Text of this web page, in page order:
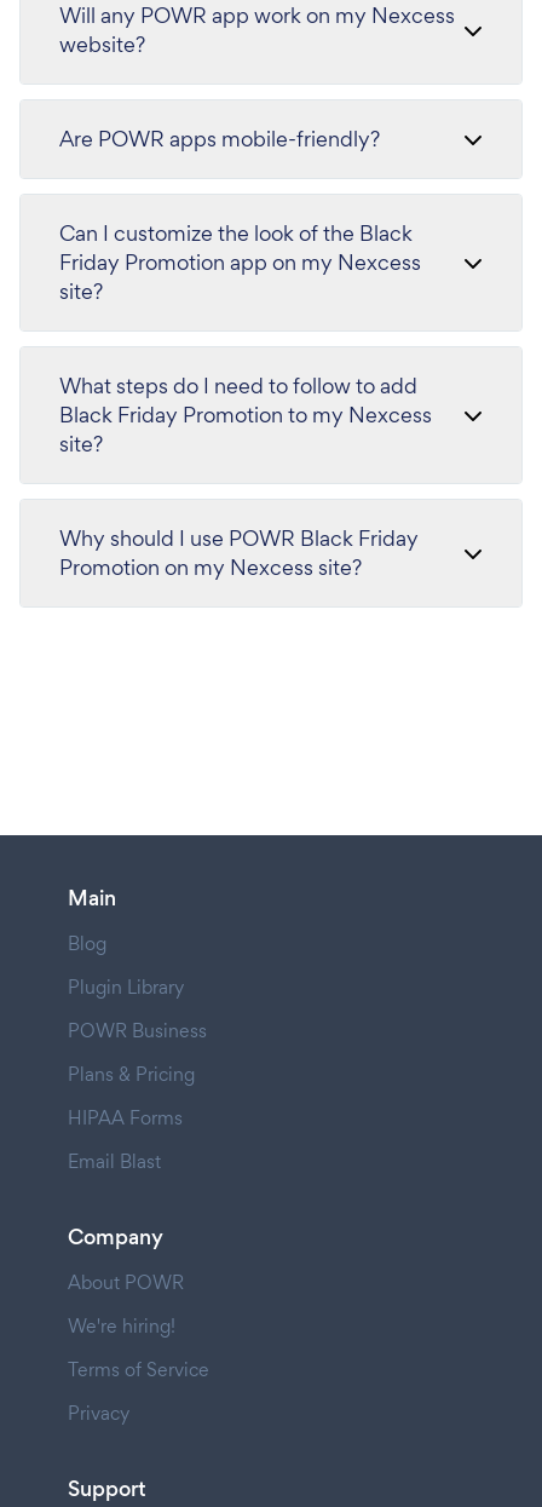
Will any POWR app work on my Nexcess
website?
Are POWR apps mobile-friendly?
Can I customize the look of the Black
Friday Promotion app on my Nexcess
site?
What steps do I need to follow to add
Black Friday Promotion to my Nexcess
site?
Why should I use POWR Black Friday
Promotion on my Nexcess site?
Main
Blog
Plugin Library
POWR Business
Plans & Pricing
HIPAA Forms
Email Blast
Company
About POWR
We're hiring!
Terms of Service
Privacy
Support